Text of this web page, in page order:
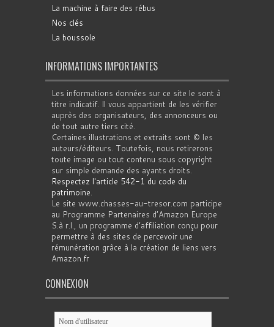
La machine à faire des rébus
Nos clés
La boussole
INFORMATIONS IMPORTANTES
Les informations données sur ce site le sont à
titre indicatif. Il vous appartient de les vérifier
auprès des organisateurs, des annonceurs ou
de tout autre tiers cité.
Certaines illustrations et extraits sont © les
auteurs/éditeurs. Toutefois, nous retirerons
toute image ou tout contenu sous copyright
sur simple demande des ayants droits.
Respectez l'article 542-1 du code du
patrimoine.
Le site www.chasses-au-tresor.com participe
au Programme Partenaires d’Amazon Europe
S.à r.l., un programme d’affiliation conçu pour
permettre à des sites de percevoir une
rémunération grâce à la création de liens vers
Amazon.fr
CONNEXION